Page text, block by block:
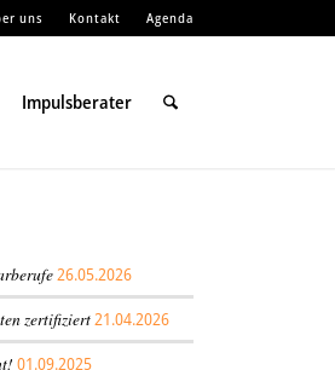
uns Kontakt Agenda
Impulsberater
26.05.2026
zertifiziert21.04.2026
01.09.2025